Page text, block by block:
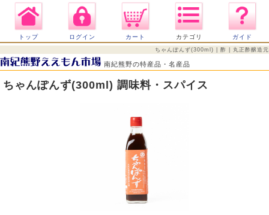
トップ ログイン カート カテゴリ ガイド
ちゃんぽんず(300ml) | 酢 | 丸正酢醸造元
南紀熊野の特産品・名産品
ちゃんぽんず(300ml) 調味料・スパイス